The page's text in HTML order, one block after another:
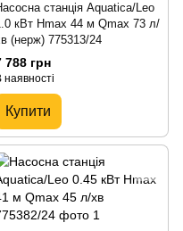
станція Aquatica/Leo
кВт Hmax 44 м Qmax 73 л/
(нерж) 775313/24
788 грн
наявності
Купити